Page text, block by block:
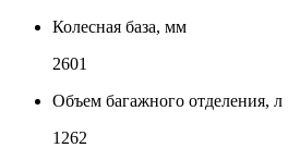
Колесная база, мм
2601
Объем багажного отделения, л
1262